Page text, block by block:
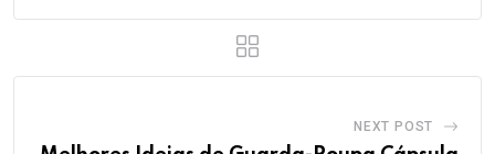
NEXT POST